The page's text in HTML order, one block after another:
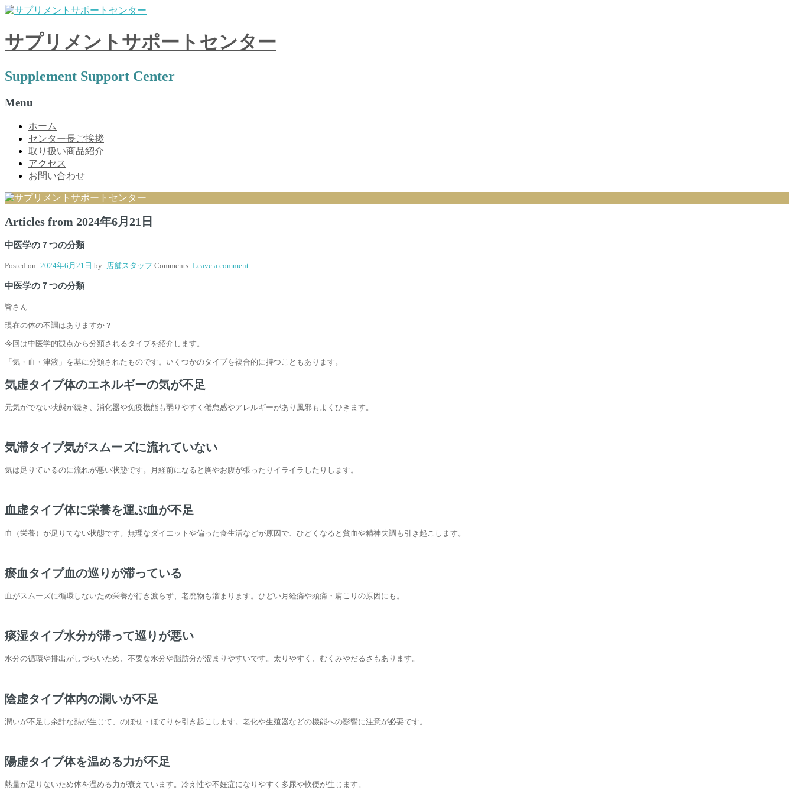
サプリメントサポートセンター
Supplement Support Center
Menu
Skip
content
ホーム
センター長ご挨拶
取り扱い商品紹介
アクセス
お問い合わせ
Articles from 2024年6月21日
中医学の７つの分類
Posted on: 2024年6月21日 by: 店舗スタッフ Comments: Leave a comment
中医学の７つの分類
皆さん
現在の体の不調はありますか？
今回は中医学的観点から分類されるタイプを紹介します。
「気・血・津液」を基に分類されたものです。いくつかのタイプを複合的に持つこともあります。
気虚タイプ体のエネルギーの気が不足
元気がでない状態が続き、消化器や免疫機能も弱りやすく倦怠感やアレルギーがあり風邪もよくひきます。
気滞タイプ気がスムーズに流れていない
気は足りているのに流れが悪い状態です。月経前になると胸やお腹が張ったりイライラしたりします。
血虚タイプ体に栄養を運ぶ血が不足
血（栄養）が足りてない状態です。無理なダイエットや偏った食生活などが原因で、ひどくなると貧血や精神失調も引き起こします。
瘀血タイプ血の巡りが滞っている
血がスムーズに循環しないため栄養が行き渡らず、老廃物も溜まります。ひどい月経痛や頭痛・肩こりの原因にも。
痰湿タイプ水分が滞って巡りが悪い
水分の循環や排出がしづらいため、不要な水分や脂肪分が溜まりやすいです。太りやすく、むくみやだるさもあります。
陰虚タイプ体内の潤いが不足
潤いが不足し余計な熱が生じて、のぼせ・ほてりを引き起こします。老化や生殖器などの機能への影響に注意が必要です。
陽虚タイプ体を温める力が不足
熱量が足りないため体を温める力が衰えています。冷え性や不妊症になりやすく多尿や軟便が生じます。